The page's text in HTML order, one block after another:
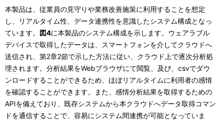
本製品は、従業員の見守りや業務改善施策に利用することを想定
し、リアルタイム性、データ連携性を意識したシステム構成となっ
ています。 図4に本製品のシステム構成を示します。ウェアラブル
デバイスで取得したデータは、スマートフォンを介してクラウドへ
送信され、第2章2節で示した方法に従い、クラウド上で逐次分析処
理されます。分析結果をWebブラウザにて閲覧、及び、csvでダウ
ンロードすることができるため、ほぼリアルタイムに利用者の感情
を確認することができます。また、感情分析結果を取得するための
APIを備えており、既存システムから本クラウドへデータ取得コマン
ドを通信することで、容易にシステム間連携が可能となっていま